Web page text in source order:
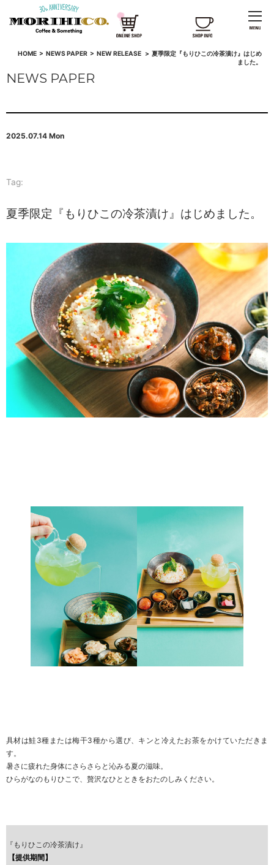
HOME> NEWS PAPER> NEW RELEASE > 夏季限定『もりひこの冷茶漬け』はじめ
ました。
NEWS PAPER
2025.07.14 Mon
Tag:
夏季限定『もりひこの冷茶漬け』はじめました。
具材は鮭3種または梅干3種から選び、キンと冷えたお茶をかけていただきま
す。
暑さに疲れた身体にさらさらと沁みる夏の滋味。
ひらがなのもりひこで、贅沢なひとときをおたのしみください。
『もりひこの冷茶漬け』
【提供期間】